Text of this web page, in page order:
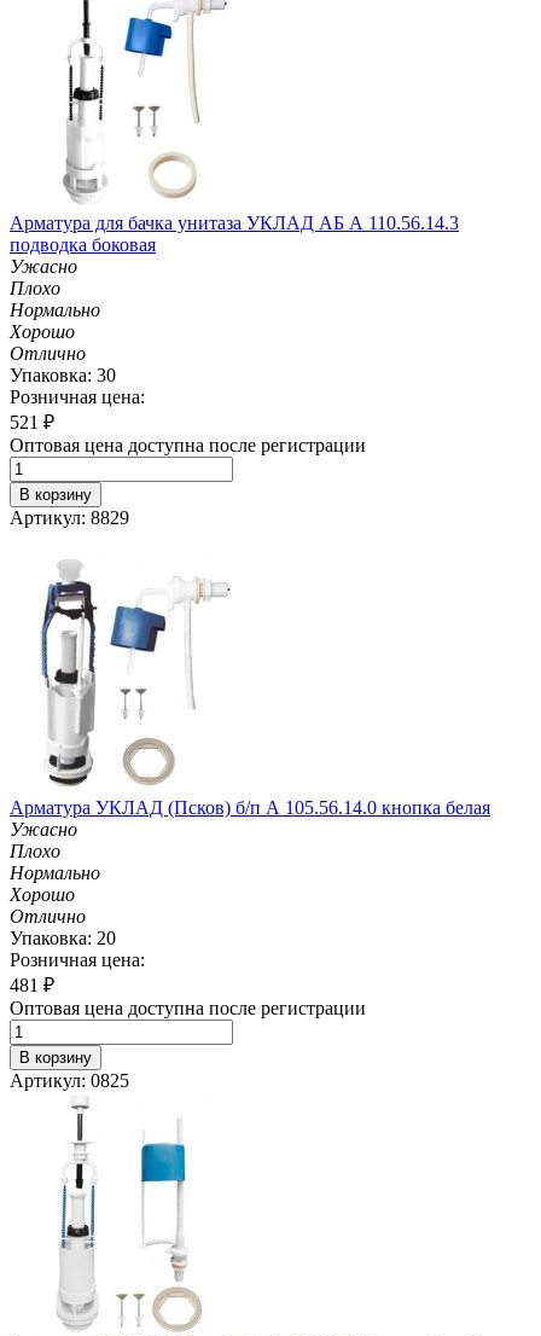
Арматура для бачка унитаза УКЛАД АБ А 110.56.14.3
подводка боковая
Ужасно
Плохо
Нормально
Хорошо
Отлично
Упаковка: 30
Розничная цена:
521 ₽
Оптовая цена доступна после регистрации
В корзину
Артикул: 8829
Арматура УКЛАД (Псков) б/п А 105.56.14.0 кнопка белая
Ужасно
Плохо
Нормально
Хорошо
Отлично
Упаковка: 20
Розничная цена:
481 ₽
Оптовая цена доступна после регистрации
В корзину
Артикул: 0825